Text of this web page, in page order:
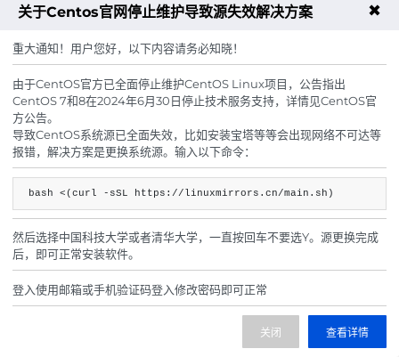
主机密码
随机生成
周期
月
季 半年 年
两年
三年
59.00
注：以上是参考价格，具体扣费请以实际下单结果为准，具体资源
关于Centos官网停止维护导致源失效解决方案 ✖
重大通知！用户您好，以下内容请务必知晓！
由于CentOS官方已全面停止维护CentOS Linux项目，公告指出
CentOS 7和8在2024年6月30日停止技术服务支持，详情见CentOS官
方公告。
导致CentOS系统源已全面失效，比如安装宝塔等等会出现网络不可达等
报错，解决方案是更换系统源。输入以下命令：
bash <(curl -sSL https://linuxmirrors.cn/main.sh)
然后选择中国科技大学或者清华大学，一直按回车不要选Y。源更换完成
后，即可正常安装软件。
登入使用邮箱或手机验证码登入修改密码即可正常
查看详情
关闭